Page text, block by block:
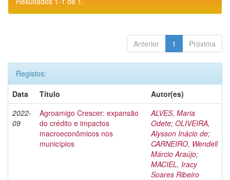
Anterior 1 Próxima
Registos:
Data
Título
Autor(es)
2022-
09
Agroamigo Crescer: expansão
do crédito e impactos
macroeconômicos nos
municípios
ALVES, Maria
Odete; OLIVEIRA,
Alysson Inácio de;
CARNEIRO, Wendell
Márcio Araújo;
MACIEL, Iracy
Soares Ribeiro